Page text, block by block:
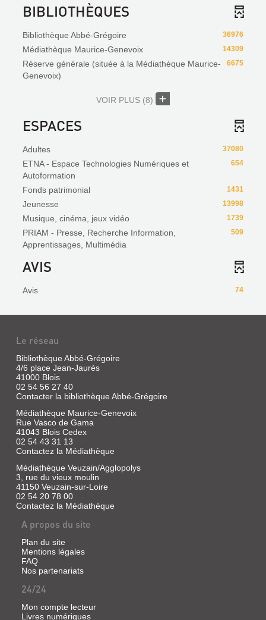
BIBLIOTHÈQUES
36976
Bibliothèque Abbé-Grégoire
14309
Médiathèque Maurice-Genevoix
6675
Réserve générale (située à la Médiathèque Maurice-
Genevoix)
VOIR PLUS (8)
ESPACES
37080
Adultes
654
ETNA - Espace Technologies Numériques et
Autoformation
1431
Fonds patrimonial
13998
Jeunesse
1739
Musique, cinéma, jeux vidéo
509
PRIAM - Presse, Recherche Information,
Apprentissages, Multimédia
AVIS
74
Avis
Le réseau
Bibliothèque Abbé-Grégoire
4/6 place Jean-Jaurès
41000 Blois
02 54 56 27 40
Contacter la bibliothèque Abbé-Grégoire
Médiathèque Maurice-Genevoix
Rue Vasco de Gama
41043 Blois Cedex
02 54 43 31 13
Contactez la Médiathèque
Médiathèque Veuzain/Agglopolys
3, rue du vieux moulin
41150 Veuzain-sur-Loire
02 54 20 78 00
Contactez la Médiathèque
A propos du site
Plan du site
Mentions légales
FAQ
Nos partenariats
24/24
Mon compte lecteur
Livres numériques